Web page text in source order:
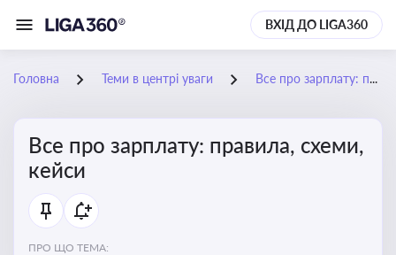
ВХІД ДО LIGA360
Головна Теми в центрі уваги Все про зарплату: правила, схеми, кейси
Все про зарплату: правила, схеми,
кейси
ПРО ЩО ТЕМА: